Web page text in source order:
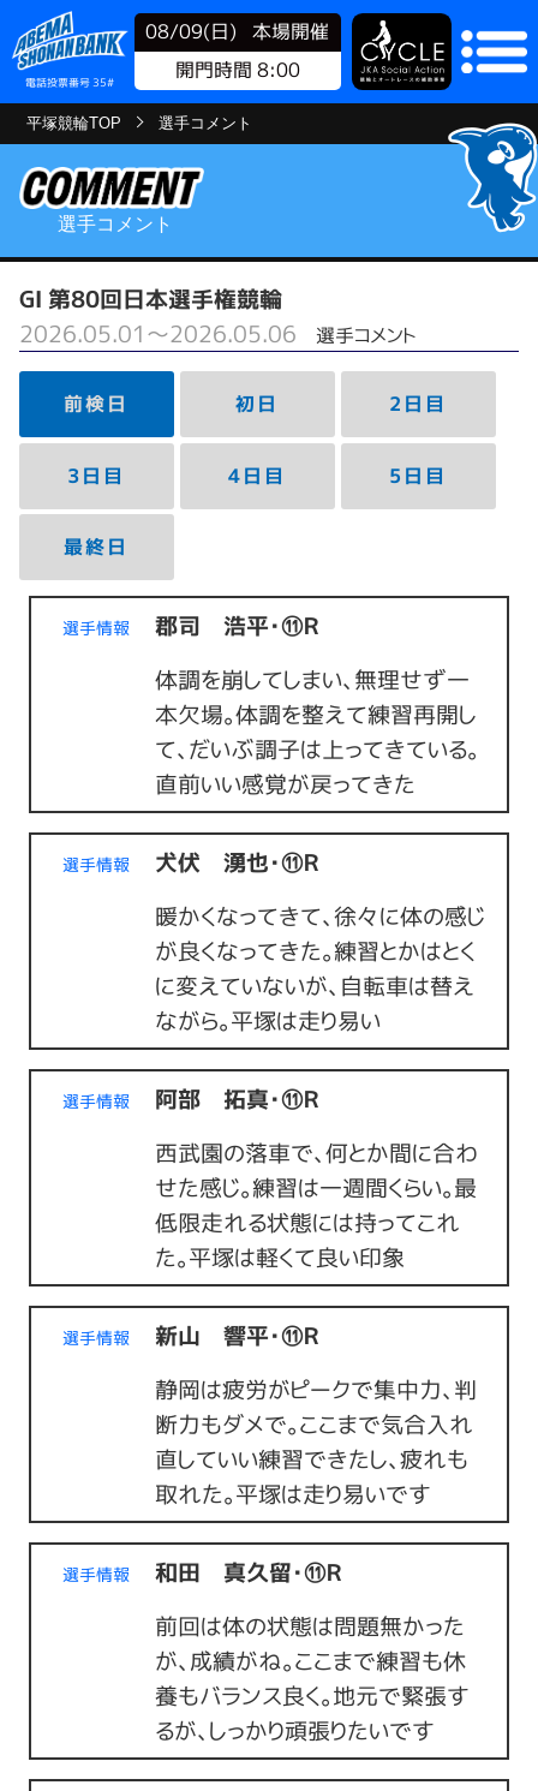
電話投票番号 35#
08/09(日)
本場開催
開門時間 8:00
平塚競輪TOP 選手コメント
選手コメント
GⅠ 第80回日本選手権競輪
2026.05.01～2026.05.06
選手コメント
前検日 初日 2日目
3日目 4日目 5日目
最終日
選手情報
郡司 浩平・⑪Ｒ
体調を崩してしまい、無理せず一
本欠場。体調を整えて練習再開し
て、だいぶ調子は上ってきている。
直前いい感覚が戻ってきた
選手情報
犬伏 湧也・⑪Ｒ
暖かくなってきて、徐々に体の感じ
が良くなってきた。練習とかはとく
に変えていないが、自転車は替え
ながら。平塚は走り易い
選手情報
阿部 拓真・⑪Ｒ
西武園の落車で、何とか間に合わ
せた感じ。練習は一週間くらい。最
低限走れる状態には持ってこれ
た。平塚は軽くて良い印象
選手情報
新山 響平・⑪Ｒ
静岡は疲労がピークで集中力、判
断力もダメで。ここまで気合入れ
直していい練習できたし、疲れも
取れた。平塚は走り易いです
選手情報
和田 真久留・⑪Ｒ
前回は体の状態は問題無かった
が、成績がね。ここまで練習も休
養もバランス良く。地元で緊張す
るが、しっかり頑張りたいです